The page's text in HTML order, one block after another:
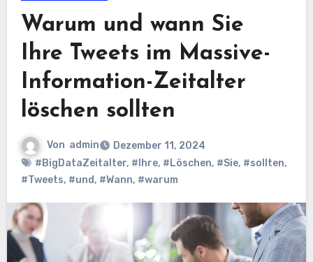
Warum und wann Sie
Ihre Tweets im Massive-
Information-Zeitalter
löschen sollten
Von admin
Dezember 11, 2024
#BigDataZeitalter, #Ihre, #Löschen, #Sie, #sollten,
#Tweets, #und, #Wann, #warum